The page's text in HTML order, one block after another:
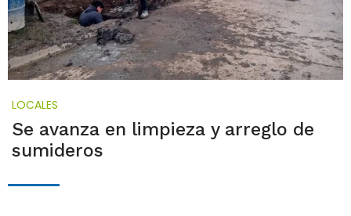
LOCALES
Se avanza en limpieza y arreglo de
sumideros